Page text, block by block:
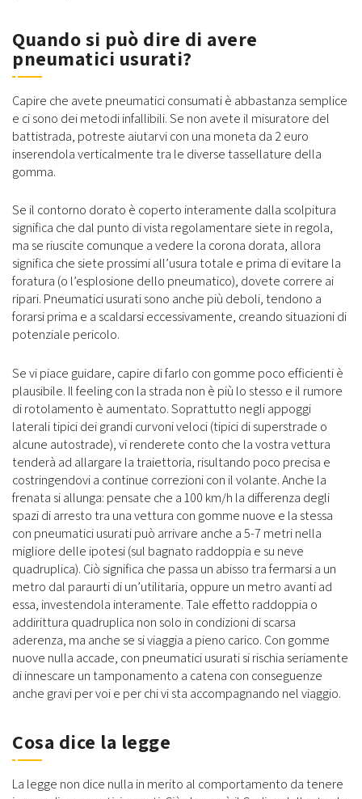
Quando si può dire di avere
pneumatici usurati?
Capire che avete pneumatici consumati è abbastanza semplice
e ci sono dei metodi infallibili. Se non avete il misuratore del
battistrada, potreste aiutarvi con una moneta da 2 euro
inserendola verticalmente tra le diverse tassellature della
gomma.
Se il contorno dorato è coperto interamente dalla scolpitura
significa che dal punto di vista regolamentare siete in regola,
ma se riuscite comunque a vedere la corona dorata, allora
significa che siete prossimi all’usura totale e prima di evitare la
foratura (o l’esplosione dello pneumatico), dovete correre ai
ripari. Pneumatici usurati sono anche più deboli, tendono a
forarsi prima e a scaldarsi eccessivamente, creando situazioni di
potenziale pericolo.
Se vi piace guidare, capire di farlo con gomme poco efficienti è
plausibile. Il feeling con la strada non è più lo stesso e il rumore
di rotolamento è aumentato. Soprattutto negli appoggi
laterali tipici dei grandi curvoni veloci (tipici di superstrade o
alcune autostrade), vi renderete conto che la vostra vettura
tenderà ad allargare la traiettoria, risultando poco precisa e
costringendovi a continue correzioni con il volante. Anche la
frenata si allunga: pensate che a 100 km/h la differenza degli
spazi di arresto tra una vettura con gomme nuove e la stessa
con pneumatici usurati può arrivare anche a 5-7 metri nella
migliore delle ipotesi (sul bagnato raddoppia e su neve
quadruplica). Ciò significa che passa un abisso tra fermarsi a un
metro dal paraurti di un’utilitaria, oppure un metro avanti ad
essa, investendola interamente. Tale effetto raddoppia o
addirittura quadruplica non solo in condizioni di scarsa
aderenza, ma anche se si viaggia a pieno carico. Con gomme
nuove nulla accade, con pneumatici usurati si rischia seriamente
di innescare un tamponamento a catena con conseguenze
anche gravi per voi e per chi vi sta accompagnando nel viaggio.
Cosa dice la legge
La legge non dice nulla in merito al comportamento da tenere